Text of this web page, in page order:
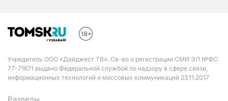
Учредитель ООО «Дайджест ТВ». Св-во о регистрации СМИ ЭЛ №ФС
77-71671 выдано Федеральной службой по надзору в сфере связи,
информационных технологий и массовых коммуникаций 23.11.2017